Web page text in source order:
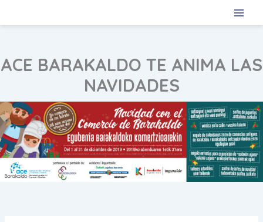
ACE BARAKALDO TE ANIMA LAS
NAVIDADES